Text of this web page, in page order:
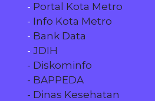
- Portal Kota Metro
- Info Kota Metro
- Bank Data
- JDIH
- Diskominfo
- BAPPEDA
- Dinas Kesehatan